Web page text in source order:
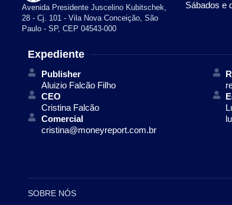
Avenida Presidente Juscelino Kubitschek,
28 - Cj. 101 - Vila Nova Conceição, São
Paulo - SP, CEP 04543-000
Sábados e
Expediente
Publisher
Aluizio Falcão Filho
CEO
Cristina Falcão
Comercial
cristina@moneyreport.com.br
SOBRE NÓS